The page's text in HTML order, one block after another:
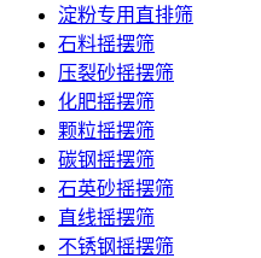
淀粉专用直排筛
石料摇摆筛
压裂砂摇摆筛
化肥摇摆筛
颗粒摇摆筛
碳钢摇摆筛
石英砂摇摆筛
直线摇摆筛
不锈钢摇摆筛